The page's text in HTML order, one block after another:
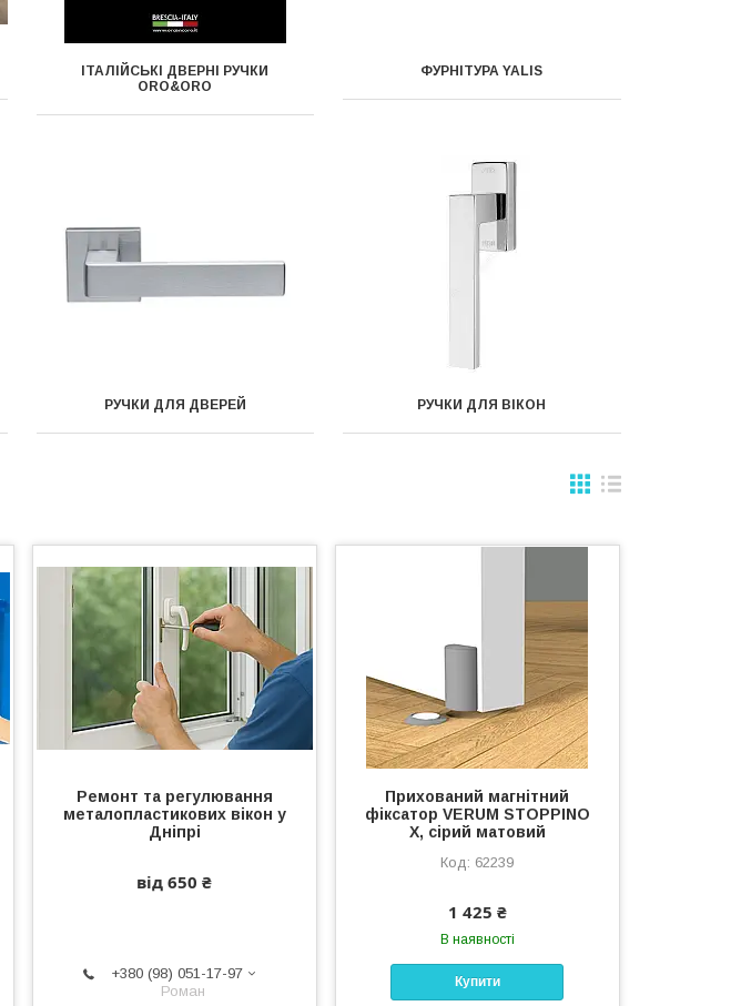
ІТАЛІЙСЬКІ ДВЕРНІ РУЧКИ
ORO&ORO
ФУРНІТУРА YALIS
РУЧКИ ДЛЯ ДВЕРЕЙ РУЧКИ ДЛЯ ВІКОН
Ремонт та регулювання
металопластикових вікон у
Дніпрі
від 650 ₴
+380 (98) 051-17-97
Роман
Прихований магнітний
фіксатор VERUM STOPPINO
X, сірий матовий
62239
1 425 ₴
В наявності
Купити